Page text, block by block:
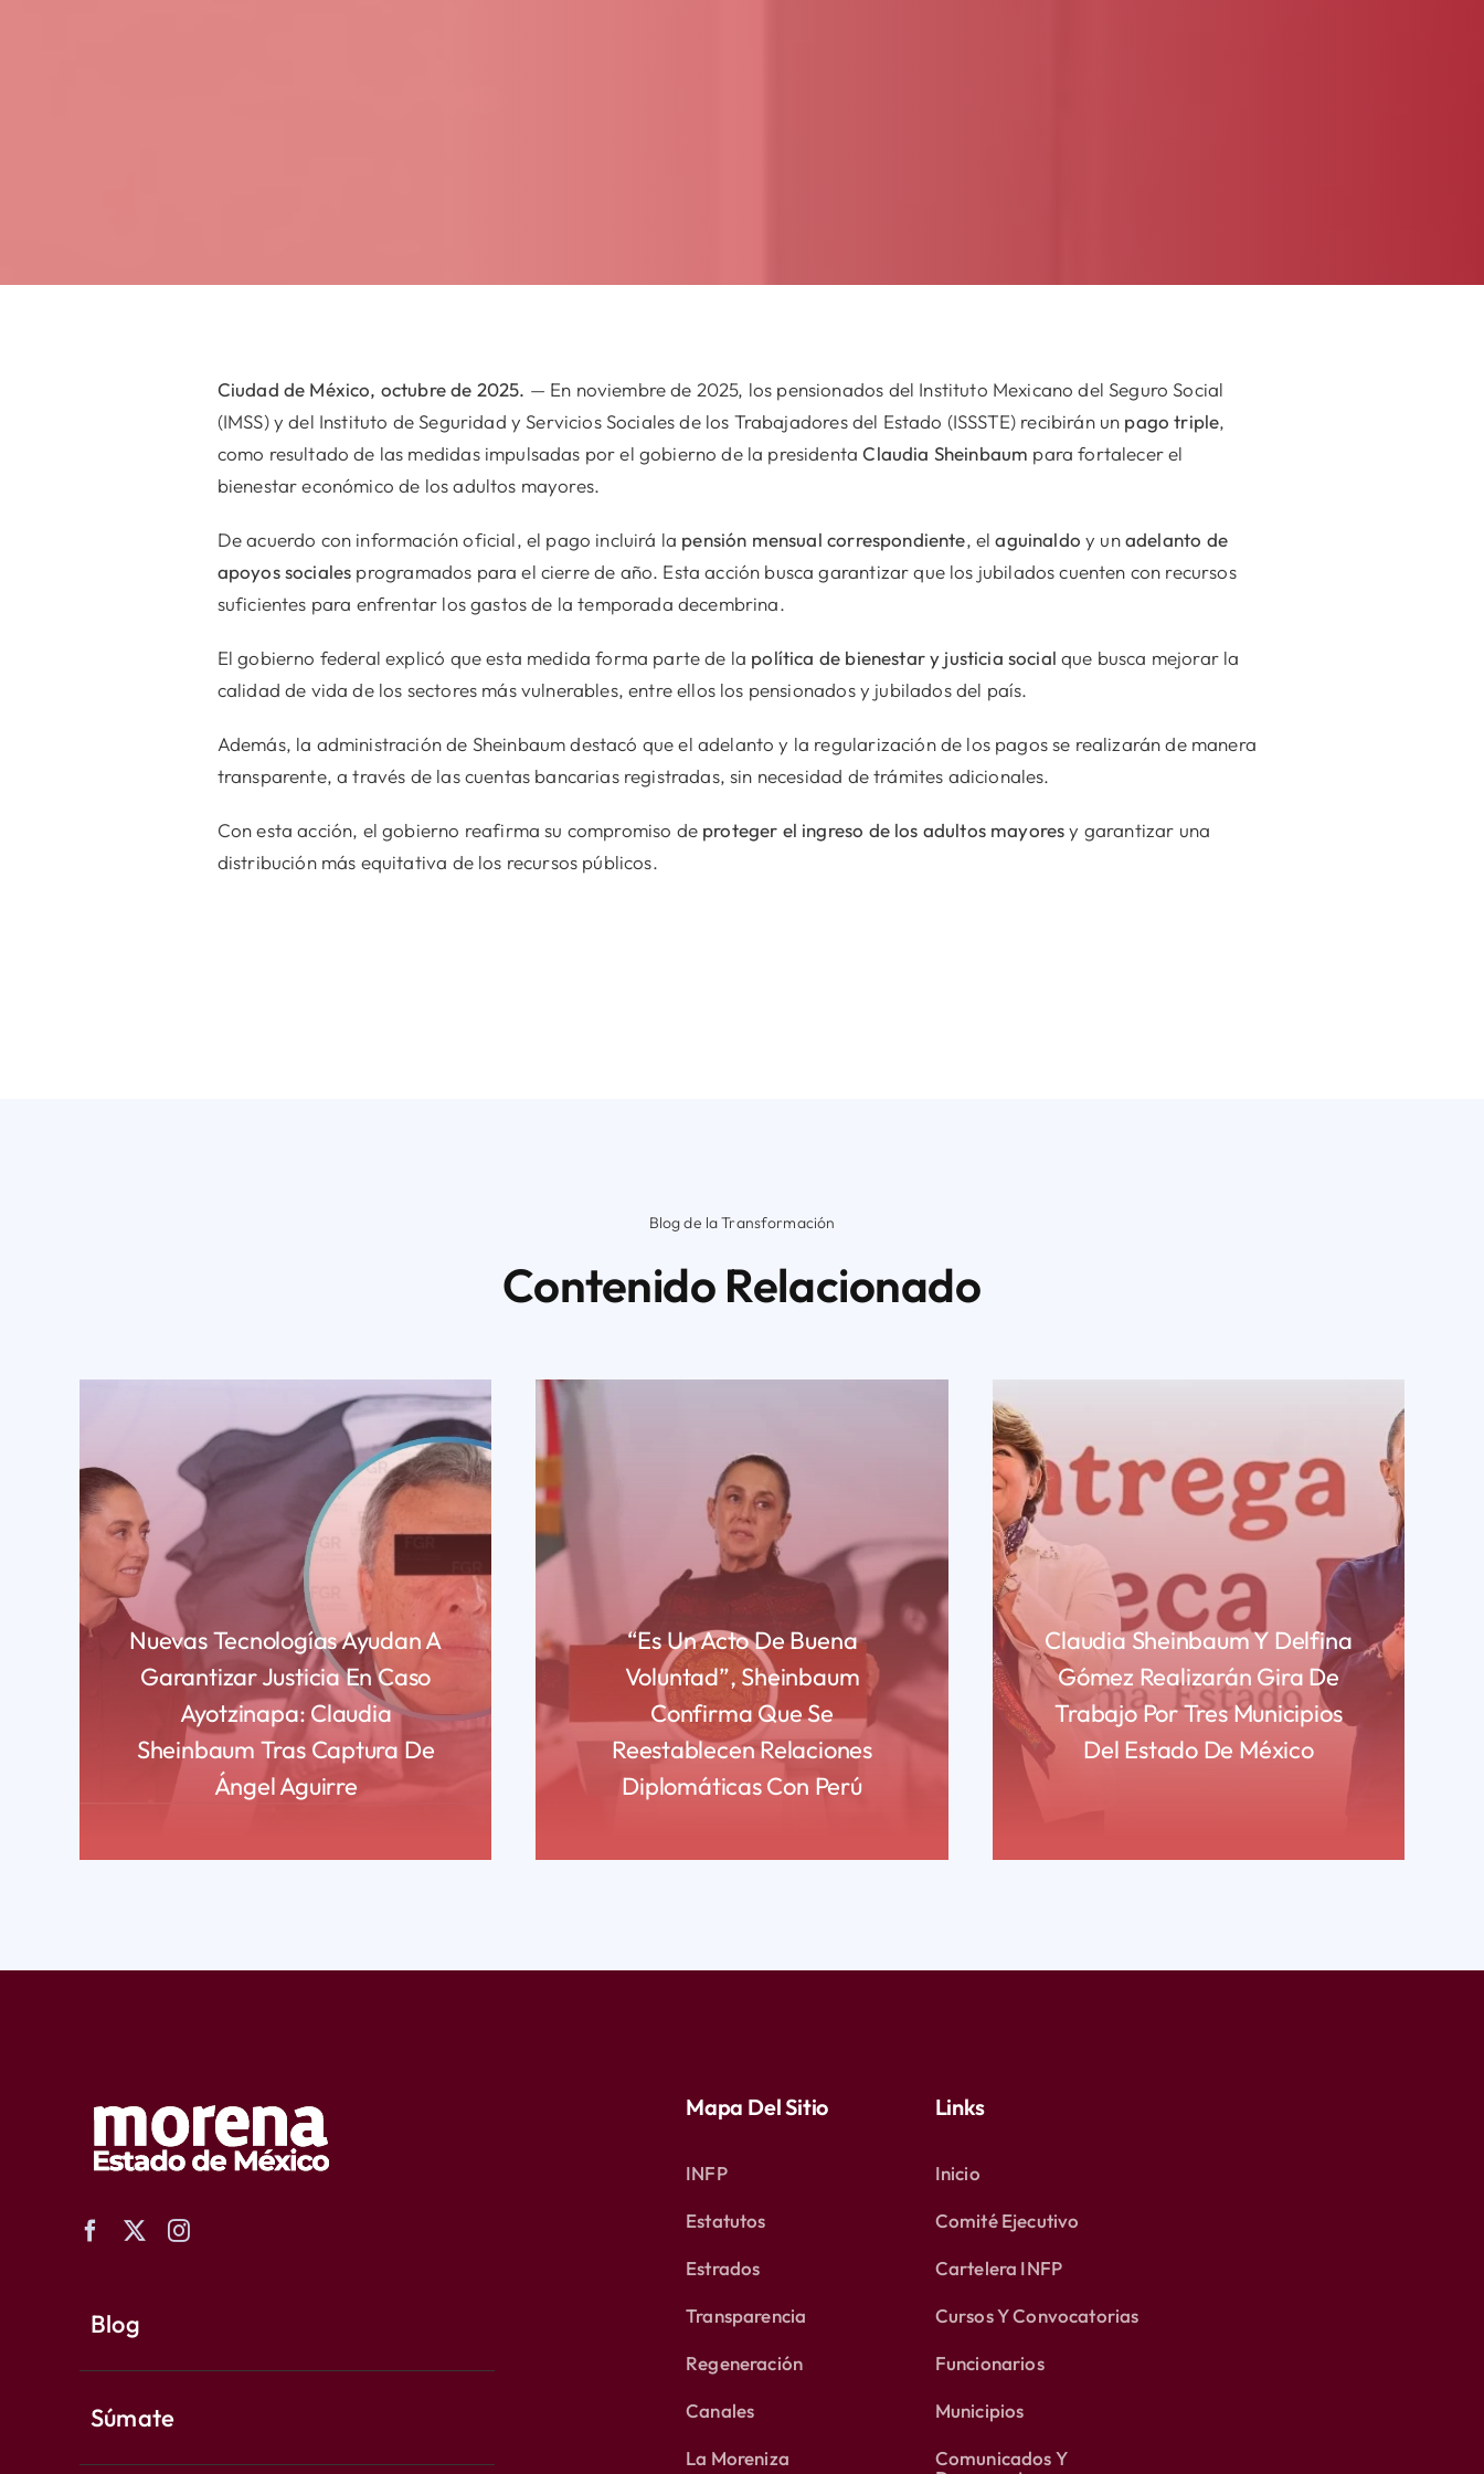
Ciudad de México, octubre de 2025. — En noviembre de 2025, los pensionados del Instituto Mexicano del Seguro Social
(IMSS) y del Instituto de Seguridad y Servicios Sociales de los Trabajadores del Estado (ISSSTE) recibirán un pago triple,
como resultado de las medidas impulsadas por el gobierno de la presidentaClaudia Sheinbaum para fortalecer el
bienestar económico de los adultos mayores.
De acuerdo con información oficial, el pago incluirá la pensión mensual correspondiente, elaguinaldo y unadelanto de
apoyos sociales programados para el cierre de año. Esta acción busca garantizar que los jubilados cuenten con recursos
suficientes para enfrentar los gastos de la temporada decembrina.
El gobierno federal explicó que esta medida forma parte de la política de bienestar y justicia social que busca mejorar la
calidad de vida de los sectores más vulnerables, entre ellos los pensionados y jubilados del país.
Además, la administración de Sheinbaum destacó que el adelanto y la regularización de los pagos se realizarán de manera
transparente, a través de las cuentas bancarias registradas, sin necesidad de trámites adicionales.
Con esta acción, el gobierno reafirma su compromiso de proteger el ingreso de los adultos mayoresy garantizar una
distribución más equitativa de los recursos públicos.
Blog de la Transformación
Contenido Relacionado
Nuevas Tecnologías Ayudan A
Garantizar Justicia En Caso
Ayotzinapa: Claudia
Sheinbaum Tras Captura De
Ángel Aguirre
“Es Un Acto De Buena
Voluntad”, Sheinbaum
Confirma Que Se
Reestablecen Relaciones
Diplomáticas Con Perú
Claudia Sheinbaum Y Delfina
Gómez Realizarán Gira De
Trabajo Por Tres Municipios
Del Estado De México
Blog
Súmate
Mapa Del Sitio
INFP
Estatutos
Estrados
Transparencia
Regeneración
Canales
La Moreniza
Links
Inicio
Comité Ejecutivo
Cartelera INFP
Cursos Y Convocatorias
Funcionarios
Municipios
Comunicados Y